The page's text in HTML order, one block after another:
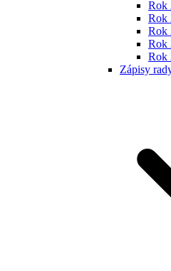
Rok
Rok
Rok
Rok
Rok
Zápisy